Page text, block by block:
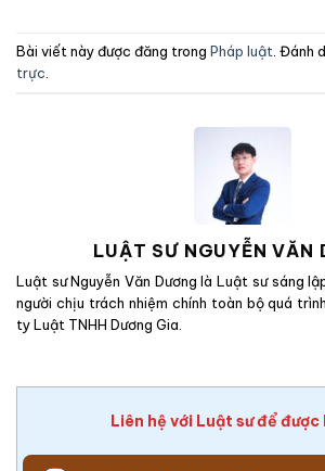
Bài viết này được đăng trong Pháp luật. Đánh
trực.
LUẬT SƯ NGUYỄN VĂN
Luật sư Nguyễn Văn Dương là Luật sư sáng
người chịu trách nhiệm chính toàn bộ quá
ty Luật TNHH Dương Gia.
Liên hệ với Luật sư để được